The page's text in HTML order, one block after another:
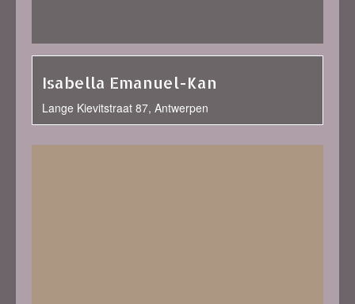
Isabella Emanuel-Kan
Lange Kievitstraat 87, Antwerpen